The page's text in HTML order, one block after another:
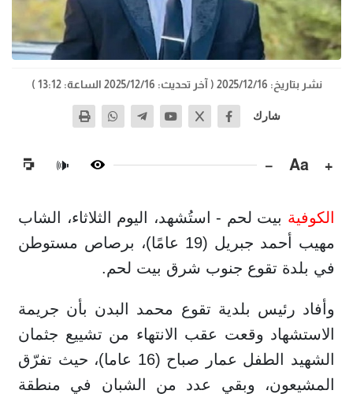
نشر بتاريخ: 2025/12/16 ( آخر تحديث: 2025/12/16 الساعة: 13:12 )
شارك
+
Aa
−
🔊
الكوفية بيت لحم - استُشهد، اليوم الثلاثاء، الشاب
مهيب أحمد جبريل (19 عامًا)، برصاص مستوطن
في بلدة تقوع جنوب شرق بيت لحم.
وأفاد رئيس بلدية تقوع محمد البدن بأن جريمة
الاستشهاد وقعت عقب الانتهاء من تشييع جثمان
الشهيد الطفل عمار صباح (16 عاما)، حيث تفرّق
المشيعون، وبقي عدد من الشبان في منطقة